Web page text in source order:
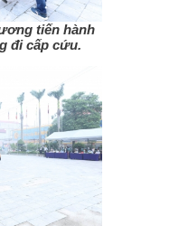
tiến hành
đi cấp cứu.